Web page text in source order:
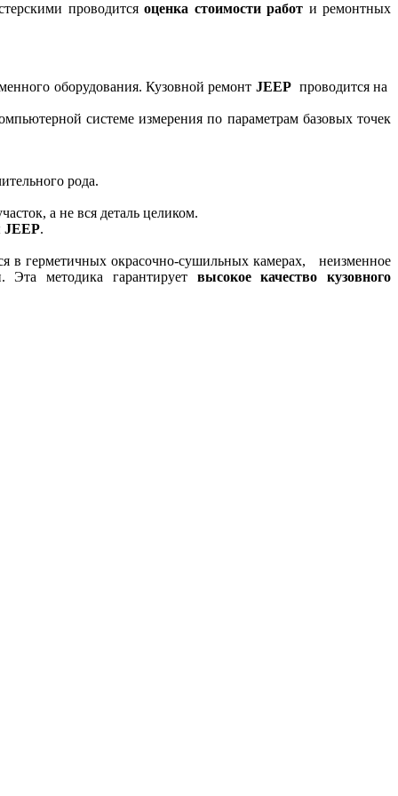
проводитсяоценка стоимости работ и ремонтных
оборудования. Кузовной ремонт JEEP проводится на
системе измерения по параметрам базовых точек
рода.
а не вся деталь целиком.
JEEP.
в герметичных окрасочно-сушильных камерах, неизменное
Эта методика гарантирует высокое качество кузовного